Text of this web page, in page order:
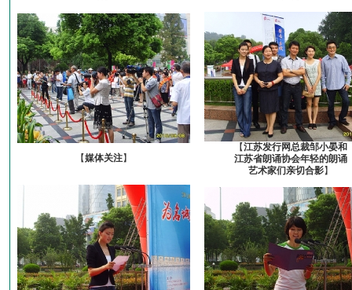
【媒体关注】
【江苏发行网总裁邹小晏和
江苏省朗诵协会年轻的朗诵
艺术家们亲切合影】